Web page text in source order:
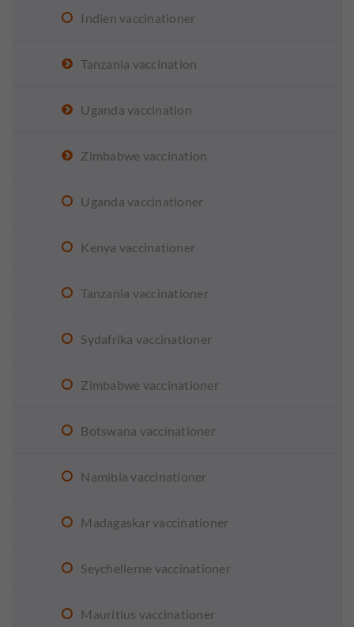
Indien vaccinationer
Tanzania vaccination
Uganda vaccination
Zimbabwe vaccination
Uganda vaccinationer
Kenya vaccinationer
Tanzania vaccinationer
Sydafrika vaccinationer
Zimbabwe vaccinationer
Botswana vaccinationer
Namibia vaccinationer
Madagaskar vaccinationer
Seychellerne vaccinationer
Mauritius vaccinationer